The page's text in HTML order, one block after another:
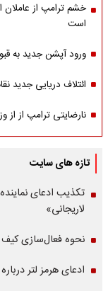
خشم ترامپ از عاملان
است
ورود آپشن جدید به
ائتلاف دریایی جدید
نارضایتی ترامپ از از
تازه های سایت
تکذیب ادعای
لاریجانی»
نحوه فعال‌سازی کیف
ادعای هرمز لتر